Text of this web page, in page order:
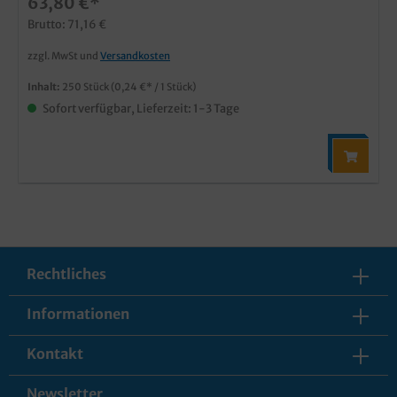
Brutto: 71,16 €
zzgl. MwSt und Versandkosten
Inhalt: 250 Stück (0,24 €* / 1 Stück)
Sofort verfügbar, Lieferzeit: 1-3 Tage
Rechtliches
Informationen
Kontakt
Newsletter